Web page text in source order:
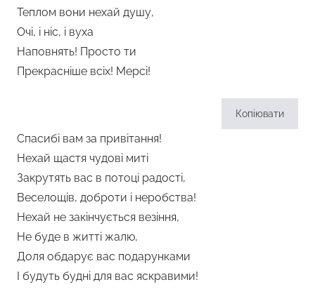
Теплом вони нехай душу,
Очі, і ніс, і вуха
Наповнять! Просто ти
Прекрасніше всіх! Мерсі!
Копіювати
Спасибі вам за привітання!
Нехай щастя чудові миті
Закрутять вас в потоці радості,
Веселощів, доброти і неробства!
Нехай не закінчується везіння,
Не буде в житті жалю,
Доля обдарує вас подарунками
І будуть будні для вас яскравими!